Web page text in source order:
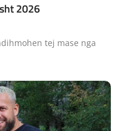
2026
tej mase nga